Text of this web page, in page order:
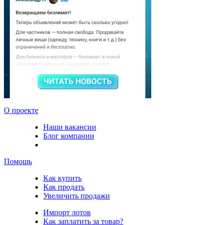
О проекте
Наши вакансии
Блог компании
Помощь
Как купить
Как продать
Увеличить продажи
Импорт лотов
Как заплатить за товар?